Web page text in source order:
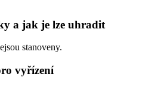
a jak je lze uhradit
stanoveny.
vyřízení